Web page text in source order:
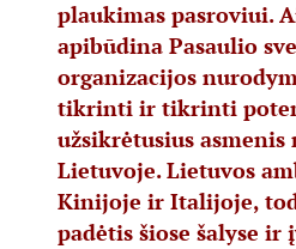
plaukimas pasroviui.
apibūdina Pasaulio
organizacijos
tikrinti ir tikrinti
užsikrėtusius asmenis
Lietuvoje. Lietuvos
Kinijoje ir Italijoje,
padėtis šiose šalyse ir